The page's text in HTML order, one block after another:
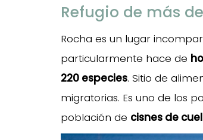
Refugio de más
Rocha es un lugar
particularmente hace de
220 especies. Sitio de
migratorias. Es uno de los
población de cisnes de